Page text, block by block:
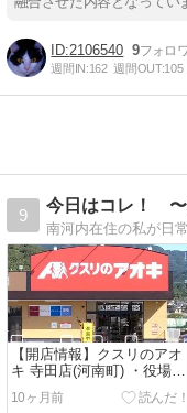
2106540 9
週間IN:162 週間OUT:105
9
今日はコレ！ 〜
【開店情報】クスリのアオ
キ 寺田店(河南町) ・役場の
近くにドラッグストアがオ
ープン
10ヶ月前